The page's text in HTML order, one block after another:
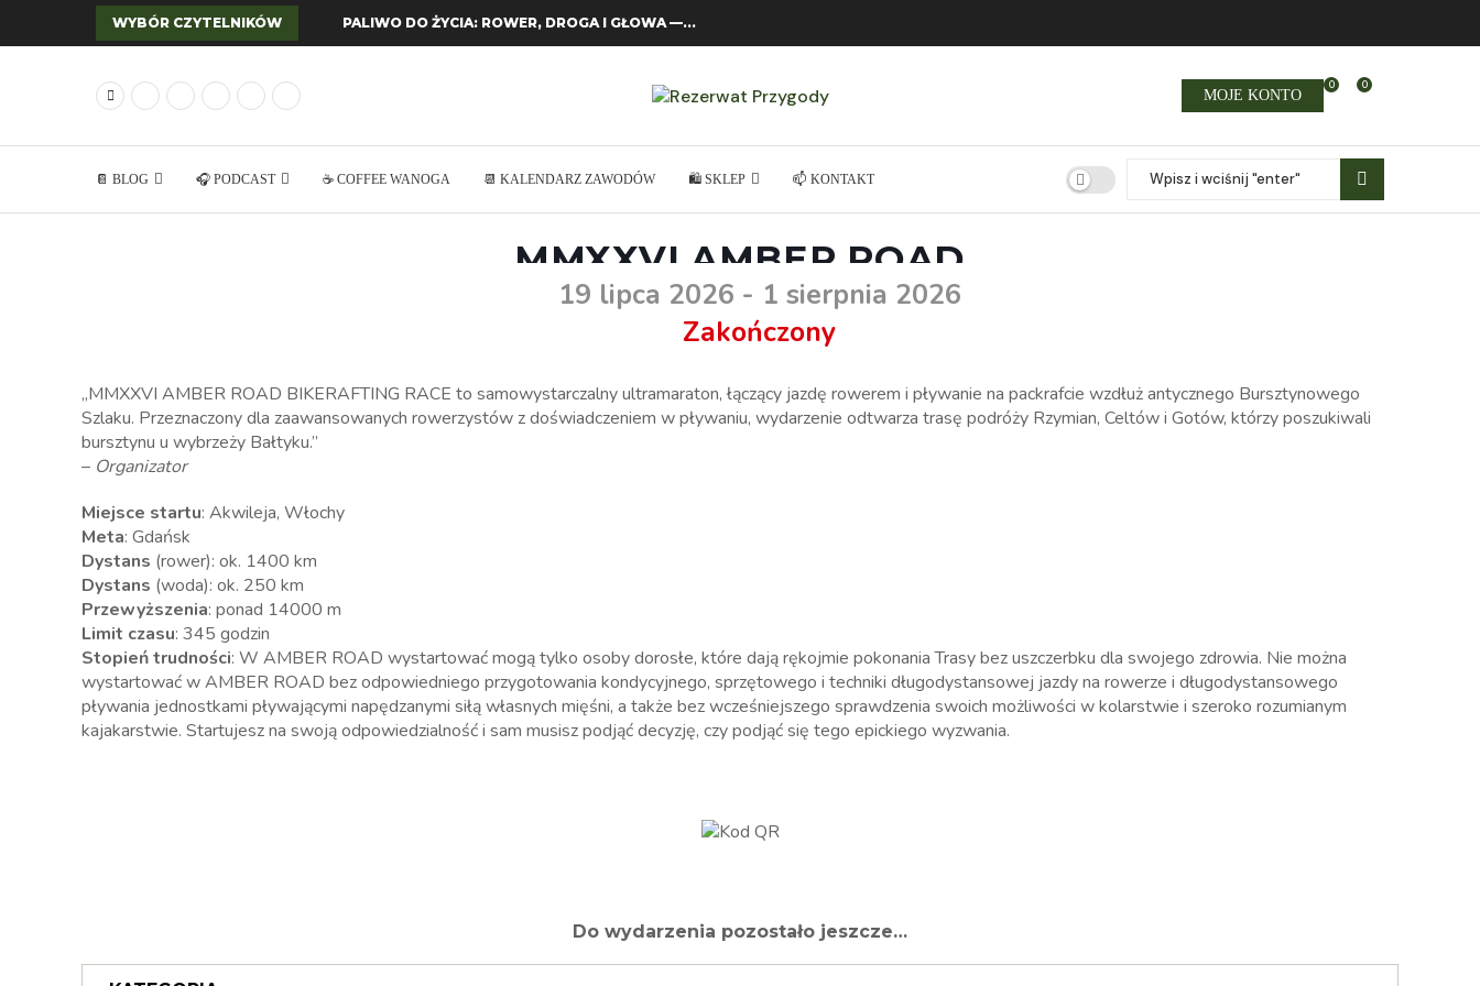
WYBÓR CZYTELNIKÓW PALIWO DO ŻYCIA: ROWER, DROGA I GŁOWA —...
MOJE KONTO
0 0
📔 BLOG 🎧 PODCAST ☕ COFFEE WANOGA 📆 KALENDARZ ZAWODÓW 🛍️ SKLEP 📫 KONTAKT
MMXXVI AMBER ROAD
19 lipca 2026 - 1 sierpnia 2026
Zakończony
„MMXXVI AMBER ROAD BIKERAFTING RACE to samowystarczalny ultramaraton, łączący jazdę rowerem i pływanie na packrafcie wzdłuż antycznego Bursztynowego
Szlaku. Przeznaczony dla zaawansowanych rowerzystów z doświadczeniem w pływaniu, wydarzenie odtwarza trasę podróży Rzymian, Celtów i Gotów, którzy poszukiwali
bursztynu u wybrzeży Bałtyku.”
– Organizator
Miejsce startu: Akwileja, Włochy
Meta: Gdańsk
Dystans (rower): ok. 1400 km
Dystans (woda): ok. 250 km
Przewyższenia: ponad 14000 m
Limit czasu: 345 godzin
Stopień trudności: W AMBER ROAD wystartować mogą tylko osoby dorosłe, które dają rękojmie pokonania Trasy bez uszczerbku dla swojego zdrowia. Nie można
wystartować w AMBER ROAD bez odpowiedniego przygotowania kondycyjnego, sprzętowego i techniki długodystansowej jazdy na rowerze i długodystansowego
pływania jednostkami pływającymi napędzanymi siłą własnych mięśni, a także bez wcześniejszego sprawdzenia swoich możliwości w kolarstwie i szeroko rozumianym
kajakarstwie. Startujesz na swoją odpowiedzialność i sam musisz podjąć decyzję, czy podjąć się tego epickiego wyzwania.
Do wydarzenia pozostało jeszcze…